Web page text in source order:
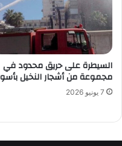
السيطرة على حريق محدود في
مجموعة من أشجار النخيل
7 يونيو 2026